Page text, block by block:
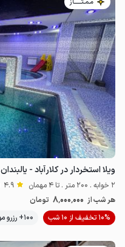
ویلا استخردار در کلارآباد - یالبندان
2 خوابه . 200 متر . تا 4 مهمان 4.9
هر شب از 8٬000٬000 تومان
10% تخفیف از 10 شب
100+ رزرو موفق